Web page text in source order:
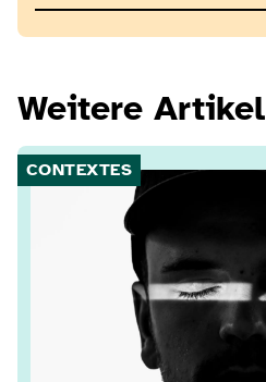
Weitere Artikel
CONTEXTES